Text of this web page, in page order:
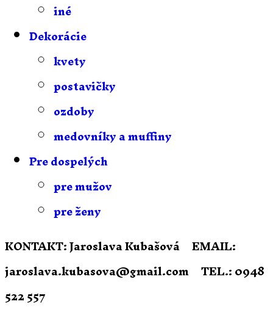
iné
Dekorácie
kvety
postavičky
ozdoby
medovníky a muffiny
Pre dospelých
pre mužov
pre ženy
KONTAKT:Jaroslava Kubašová EMAIL:
jaroslava.kubasova@gmail.com TEL.:0948
522 557